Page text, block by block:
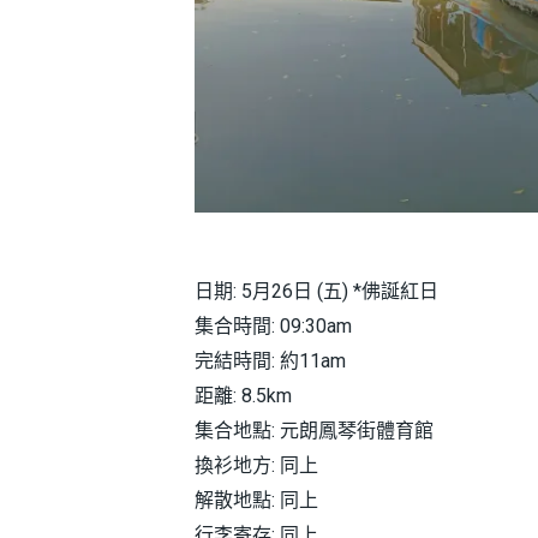
日期: 5月26日 (五) *佛誕紅日
集合時間: 09:30am
完結時間: 約11am
距離: 8.5km
集合地點: 元朗鳳琴街體育館
換衫地方: 同上
解散地點: 同上